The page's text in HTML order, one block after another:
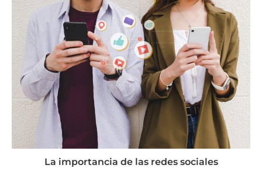
La importancia de las redes sociales